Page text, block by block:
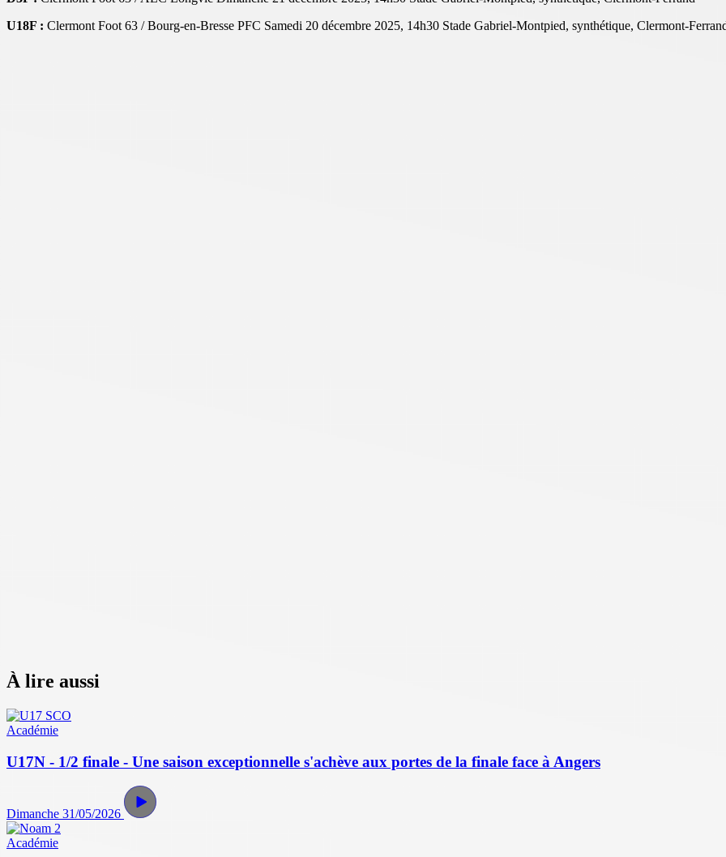
U18F : Clermont Foot 63 / Bourg-en-Bresse PFC Samedi 20 décembre 2025, 14h30 Stade Gabriel-Montpied, synthétique, Clermont-
À lire aussi
Académie
U17N - 1/2 finale - Une saison exceptionnelle s'achève aux portes de la finale face à Angers
Dimanche 31/05/2026
Académie